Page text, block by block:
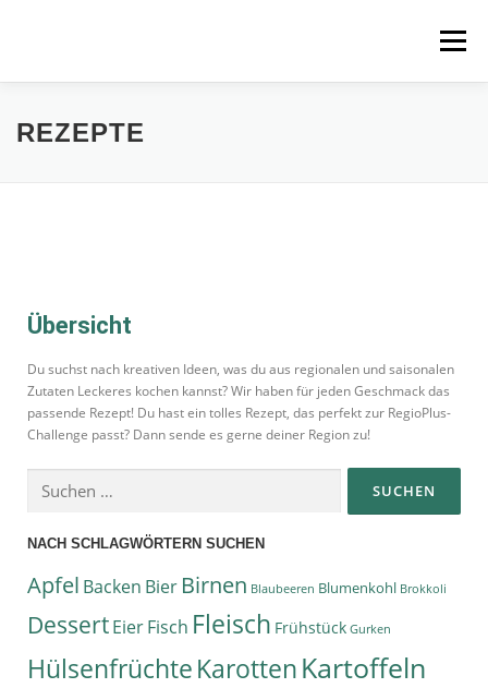
Menü
STARTSEITE
REZEPTE
Übersicht
Du suchst nach kreativen Ideen, was du aus regionalen und saisonalen
Zutaten Leckeres kochen kannst? Wir haben für jeden Geschmack das
passende Rezept! Du hast ein tolles Rezept, das perfekt zur RegioPlus-
Challenge passt? Dann sende es gerne deiner Region zu!
NACH SCHLAGWÖRTERN SUCHEN
Apfel Backen Bier Birnen Blaubeeren Blumenkohl Brokkoli
DessertEierFisch Fleisch Frühstück Gurken
HülsenfrüchteKarottenKartoffeln